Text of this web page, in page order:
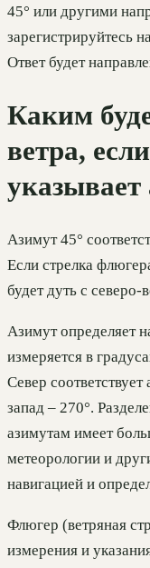
45° или другими
зарегистрируйтесь
Ответ будет
Каким
ветра,
указывает
Азимут 45°
Если стрелка
будет дуть с северо-
Азимут определяет
измеряется в
Север
запад – 270°.
азимутам имеет
метеорологии и
навигацией и
Флюгер (ветряная
измерения и